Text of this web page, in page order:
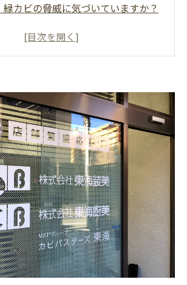
緑カビの脅威に気づいていますか？
徴：色だけじゃない！その生態と種
ント：自宅に潜む緑カビを見つけ
落とし穴：市販品だけで本当に大
®の実力：カビバスターズ東海が
本解決
カビ除去のビフォーアフター
緑カビ対策の基本習慣